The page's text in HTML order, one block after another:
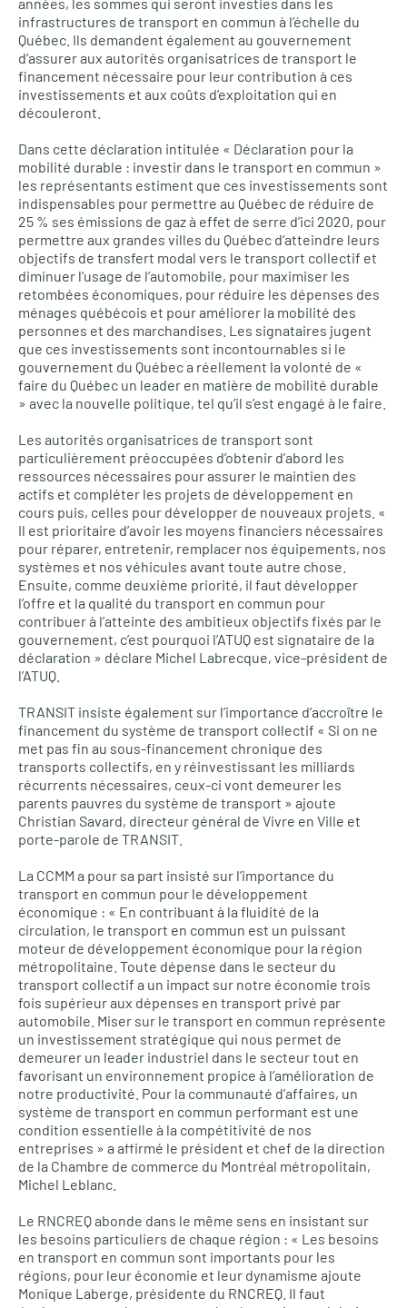
infrastructures de transport en commun à l’échelle du
Québec. Ils demandent également au gouvernement
d’assurer aux autorités organisatrices de transport le
financement nécessaire pour leur contribution à ces
investissements et aux coûts d’exploitation qui en
découleront.
Dans cette déclaration intitulée « Déclaration pour la
mobilité durable : investir dans le transport en commun »
les représentants estiment que ces investissements sont
indispensables pour permettre au Québec de réduire de
25 % ses émissions de gaz à effet de serre d’ici 2020, pour
permettre aux grandes villes du Québec d’atteindre leurs
objectifs de transfert modal vers le transport collectif et
diminuer l’usage de l’automobile, pour maximiser les
retombées économiques, pour réduire les dépenses des
ménages québécois et pour améliorer la mobilité des
personnes et des marchandises. Les signataires jugent
que ces investissements sont incontournables si le
gouvernement du Québec a réellement la volonté de «
faire du Québec un leader en matière de mobilité durable
» avec la nouvelle politique, tel qu’il s’est engagé à le faire.
Les autorités organisatrices de transport sont
particulièrement préoccupées d’obtenir d’abord les
ressources nécessaires pour assurer le maintien des
actifs et compléter les projets de développement en
cours puis, celles pour développer de nouveaux projets. «
Il est prioritaire d’avoir les moyens financiers nécessaires
pour réparer, entretenir, remplacer nos équipements, nos
systèmes et nos véhicules avant toute autre chose.
Ensuite, comme deuxième priorité, il faut développer
l’offre et la qualité du transport en commun pour
contribuer à l’atteinte des ambitieux objectifs fixés par le
gouvernement, c’est pourquoi l’ATUQ est signataire de la
déclaration » déclare Michel Labrecque, vice-président de
l’ATUQ.
TRANSIT insiste également sur l’importance d’accroître le
financement du système de transport collectif « Si on ne
met pas fin au sous-financement chronique des
transports collectifs, en y réinvestissant les milliards
récurrents nécessaires, ceux-ci vont demeurer les
parents pauvres du système de transport » ajoute
Christian Savard, directeur général de Vivre en Ville et
porte-parole de TRANSIT.
La CCMM a pour sa part insisté sur l’importance du
transport en commun pour le développement
économique : « En contribuant à la fluidité de la
circulation, le transport en commun est un puissant
moteur de développement économique pour la région
métropolitaine. Toute dépense dans le secteur du
transport collectif a un impact sur notre économie trois
fois supérieur aux dépenses en transport privé par
automobile. Miser sur le transport en commun représente
un investissement stratégique qui nous permet de
demeurer un leader industriel dans le secteur tout en
favorisant un environnement propice à l’amélioration de
notre productivité. Pour la communauté d’affaires, un
système de transport en commun performant est une
condition essentielle à la compétitivité de nos
entreprises » a affirmé le président et chef de la direction
de la Chambre de commerce du Montréal métropolitain,
Michel Leblanc.
Le RNCREQabonde dans le même sens en insistant sur
les besoins particuliers de chaque région : « Les besoins
en transport en commun sont importants pour les
régions, pour leur économie et leur dynamisme ajoute
Monique Laberge, présidente du RNCREQ. Il faut